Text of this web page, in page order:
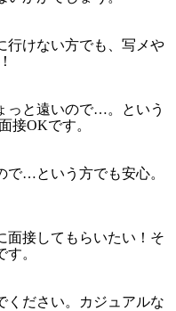
行けない方でも、写メや
っと遠いので…。という
接OKです。
で…という方でも安心。
面接してもらいたい！そ
。
ください。カジュアルな